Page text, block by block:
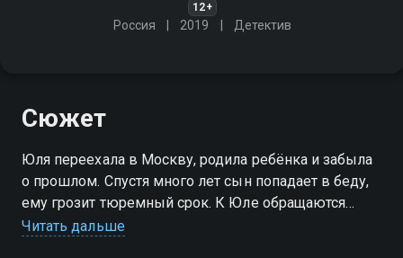
12+
Россия 2019 Детектив
Сюжет
Юля переехала в Москву, родила ребёнка и забыла
о прошлом. Спустя много лет сын попадает в беду,
ему грозит тюремный срок. К Юле обращаются
сотрудники спецслужб, которые обещают помочь
Читать дальше